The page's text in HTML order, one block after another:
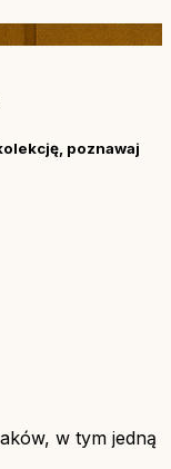
poznawaj
w tym jedną